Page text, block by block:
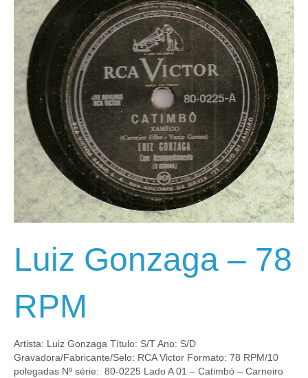
Luiz Gonzaga – 78
RPM
Artista: Luiz Gonzaga Título: S/T Ano: S/D
Gravadora/Fabricante/Selo: RCA Victor Formato: 78 RPM/10
polegadas Nº série: 80-0225 Lado A 01 – Catimbó – Carneiro